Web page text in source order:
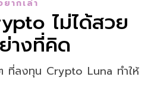
ยากเล่า
ไม่ได้สวย
างที่คิด